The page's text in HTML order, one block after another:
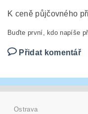
K ceně půjčovného
Buďte první, kdo napíše
Přidat komentář
Ostrava